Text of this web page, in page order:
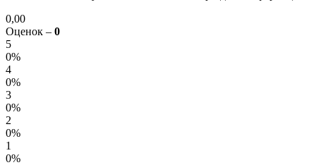
0,00
Оценок – 0
5
0%
4
0%
3
0%
2
0%
1
0%